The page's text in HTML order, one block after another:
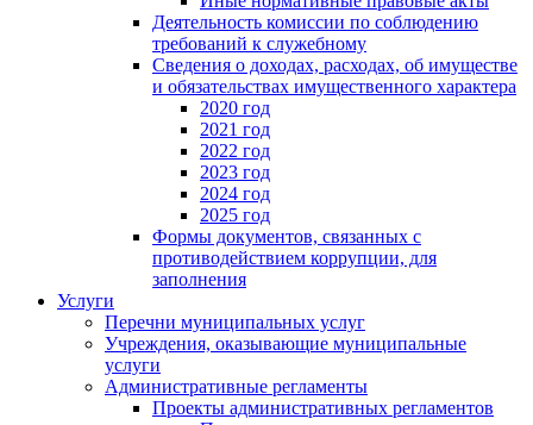
Деятельность комиссии по соблюдению
требований к служебному
Сведения о доходах, расходах, об имуществе
и обязательствах имущественного характера
2020 год
2021 год
2022 год
2023 год
2024 год
2025 год
Формы документов, связанных с
противодействием коррупции, для
заполнения
Услуги
Перечни муниципальных услуг
Учреждения, оказывающие муниципальные
услуги
Административные регламенты
Проекты административных регламентов